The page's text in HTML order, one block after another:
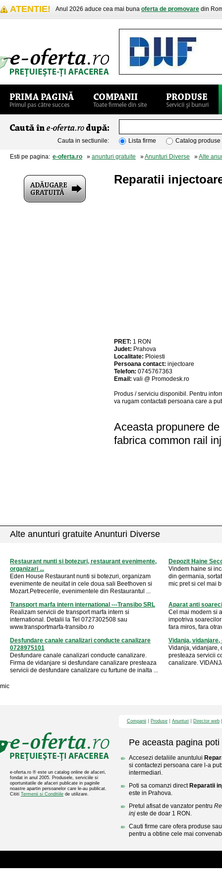
ATENTIE! Anul 2026 aduce cea mai buna oferta de promovare din
Cauta in sectiunile: Lista firme Catalog produse
Esti pe pagina: e-oferta.ro » anunturi gratuite »Anunturi Diverse »Alte
Reparatii
PRET: 1 RON
Judet: Prahova
Localitate: Ploiesti
Persoana contact: injectoare
Telefon: 0745767363
Email: vali @ Promodesk.ro
Produs / serviciu disponibil . Pentru
va rugam contactati persoana care a
Aceasta propunere
fabrica common rail
Alte anunturi gratuite Anunturi Diverse
Restaurant nunti si botezuri, restaurant evenimente,
organizari ...
Eden House Restaurant nunti si botezuri, organizam
evenimente de neuitat in cele doua sali Beethoven si
Mozart.Petrecerile, evenimentele din Restaurantul ...
Depozit Haine
Vindem haine si
din germania,
mic pret si cel mai
Transport marfa intern international ---Transibo SRL
Realizam servicii de transport marfa intern si
international. Detalii la Tel 0727302508 sau
www.transportmarfa-transibo.ro
Aparat anti
Cel mai modern si
impotriva
fara miros, fara
Desfundare canale canalizari conducte canalizare
0728975101
Desfundare canale canalizari conducte canalizare.
Firma de vidanjare si desfundare canalizare presteaza
servicii de desfundare canalizare cu furtune de inalta ...
Vidanja,
Vidanja, vidanjare,
presteaza servicii
canalizare.
mic
e-oferta.ro ® este un catalog online de afaceri,
fondat in anul 2005. Produsele, serviciile si
oportunitatile de afaceri publicate in paginile
noastre apartin persoanelor care le-au publicat.
Cititi Termenii si Conditiile de utilizare.
Companii Produse Anunturi Director web
Pe aceasta pagina poti
Accesezi detaliile anuntului
si contactezi persoana care l-a
intermediari.
Poti sa comanzi direct Reparatii
este in Prahova.
Pretul afisat de vanzator pentru
inj este de doar 1 RON.
Cauti firme care ofera produse
pentru a obtine cele mai